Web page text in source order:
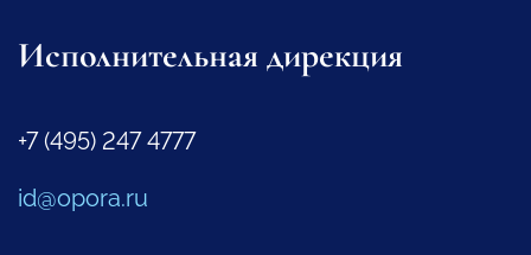
Исполнительная дирекция
+7 (495) 247 4777
id@opora.ru